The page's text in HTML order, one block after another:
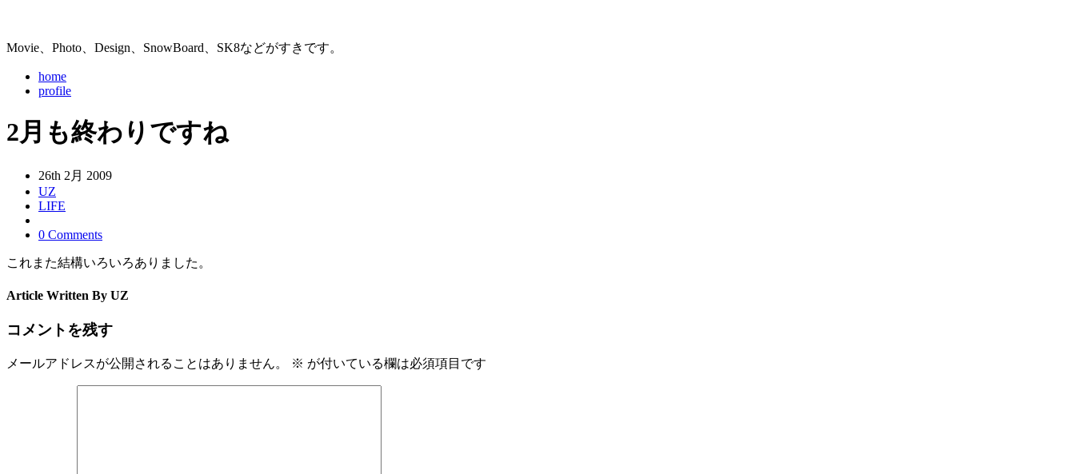
Movie、Photo、Design、SnowBoard、SK8などがすきです。
home
profile
2月も終わりですね
26th 2月 2009
UZ
LIFE
0 Comments
これまた結構いろいろありました。
Article Written By UZ
コメントを残す
メールアドレスが公開されることはありません。 ※ が付いている欄は必須項目です